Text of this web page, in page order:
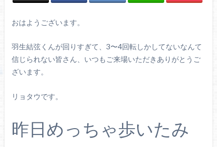
おはようございます。
羽生結弦くんが回りすぎて、3〜4回転しかしてないなんて
信じられない皆さん、いつもご来場いただきありがとうご
ざいます。
リョタウです。
昨日めっちゃ歩いたみ